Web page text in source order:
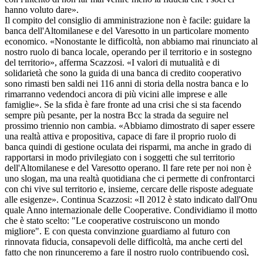
hanno voluto dare».
Il compito del consiglio di amministrazione non è facile: guidare la
banca dell'Altomilanese e del Varesotto in un particolare momento
economico. «Nonostante le difficoltà, non abbiamo mai rinunciato al
nostro ruolo di banca locale, operando per il territorio e in sostegno
del territorio», afferma Scazzosi. «I valori di mutualità e di
solidarietà che sono la guida di una banca di credito cooperativo
sono rimasti ben saldi nei 116 anni di storia della nostra banca e lo
rimarranno vedendoci ancora di più vicini alle imprese e alle
famiglie». Se la sfida è fare fronte ad una crisi che si sta facendo
sempre più pesante, per la nostra Bcc la strada da seguire nel
prossimo triennio non cambia. «Abbiamo dimostrato di saper essere
una realtà attiva e propositiva, capace di fare il proprio ruolo di
banca quindi di gestione oculata dei risparmi, ma anche in grado di
rapportarsi in modo privilegiato con i soggetti che sul territorio
dell'Altomilanese e del Varesotto operano. Il fare rete per noi non è
uno slogan, ma una realtà quotidiana che ci permette di confrontarci
con chi vive sul territorio e, insieme, cercare delle risposte adeguate
alle esigenze». Continua Scazzosi: «Il 2012 è stato indicato dall'Onu
quale Anno internazionale delle Cooperative. Condividiamo il motto
che è stato scelto: "Le cooperative costruiscono un mondo
migliore". E con questa convinzione guardiamo al futuro con
rinnovata fiducia, consapevoli delle difficoltà, ma anche certi del
fatto che non rinunceremo a fare il nostro ruolo contribuendo così,